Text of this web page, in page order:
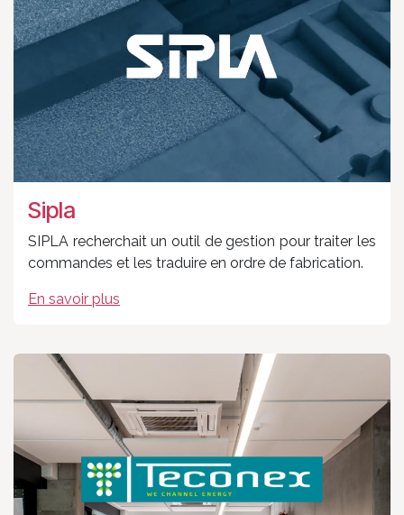
Sipla
SIPLA recherchait un outil de gestion pour traiter les
commandes et les traduire en ordre de fabrication.
En savoir plus